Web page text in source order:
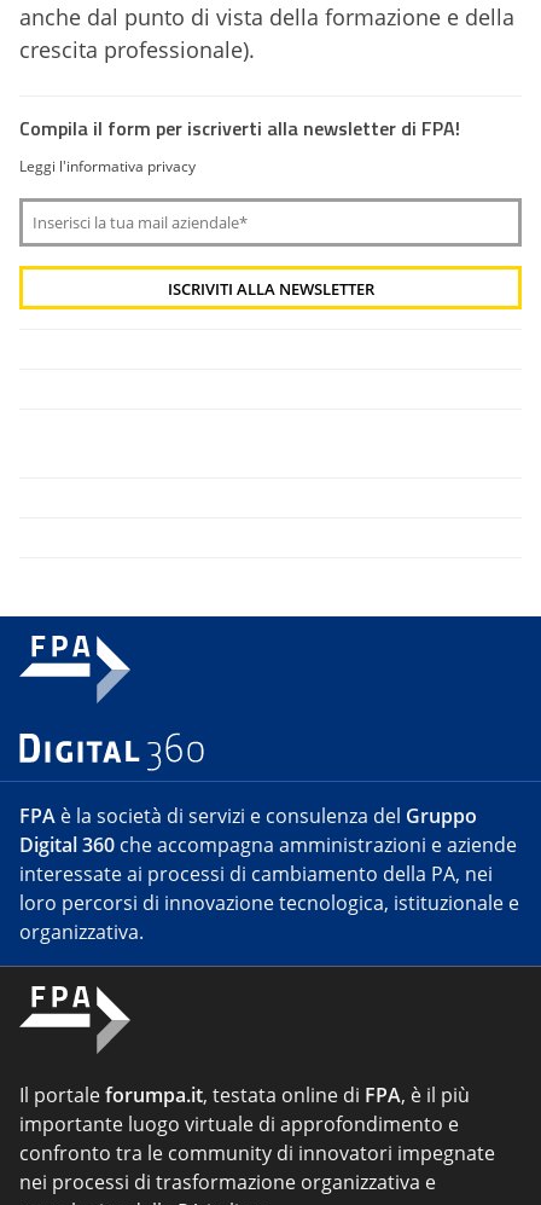
anche dal punto di vista della formazione e della
crescita professionale).
Compila il form per iscriverti alla newsletter di FPA!
Leggi l'informativa privacy
FPA è la società di servizi e consulenza del Gruppo
Digital 360 che accompagna amministrazioni e aziende
interessate ai processi di cambiamento della PA, nei
loro percorsi di innovazione tecnologica, istituzionale e
organizzativa.
Il portaleforumpa.it, testata online di FPA, è il più
importante luogo virtuale di approfondimento e
confronto tra le community di innovatori impegnate
nei processi di trasformazione organizzativa e